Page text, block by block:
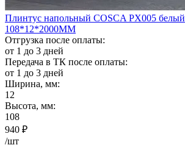
Плинтус напольный COSCA PX005 белый
108*12*2000ММ
Отгрузка после оплаты:
от 1 до 3 дней
Передача в ТК после оплаты:
от 1 до 3 дней
Ширина, мм:
12
Высота, мм:
108
940 ₽
/шт